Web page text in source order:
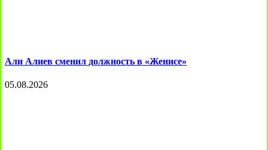
Али Алиев сменил должность в «Женисе»
05.08.2026